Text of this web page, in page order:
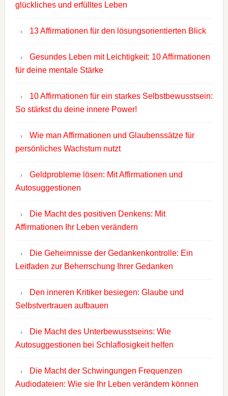
glückliches und erfülltes Leben
13 Affirmationen für den lösungsorientierten Blick
Gesundes Leben mit Leichtigkeit: 10 Affirmationen
für deine mentale Stärke
10 Affirmationen für ein starkes Selbstbewusstsein:
So stärkst du deine innere Power!
Wie man Affirmationen und Glaubenssätze für
persönliches Wachstum nutzt
Geldprobleme lösen: Mit Affirmationen und
Autosuggestionen
Die Macht des positiven Denkens: Mit
Affirmationen Ihr Leben verändern
Die Geheimnisse der Gedankenkontrolle: Ein
Leitfaden zur Beherrschung Ihrer Gedanken
Den inneren Kritiker besiegen: Glaube und
Selbstvertrauen aufbauen
Die Macht des Unterbewusstseins: Wie
Autosuggestionen bei Schlaflosigkeit helfen
Die Macht der Schwingungen Frequenzen
Audiodateien: Wie sie Ihr Leben verändern können